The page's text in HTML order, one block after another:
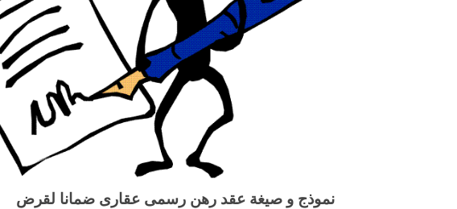
نموذج و صيغة عقد رهن رسمى عقارى ضمانا لقرض